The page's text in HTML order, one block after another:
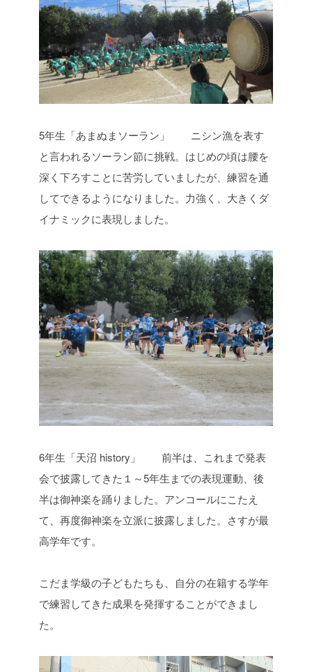
5年生「あまぬまソーラン」 ニシン漁を表す
と言われるソーラン節に挑戦。はじめの頃は腰を
深く下ろすことに苦労していましたが、練習を通
してできるようになりました。力強く、大きくダ
イナミックに表現しました。
6年生「天沼 history」 前半は、これまで発表
会で披露してきた１～5年生までの表現運動、後
半は御神楽を踊りました。アンコールにこたえ
て、再度御神楽を立派に披露しました。さすが最
高学年です。
こだま学級の子どもたちも、自分の在籍する学年
で練習してきた成果を発揮することができまし
た。